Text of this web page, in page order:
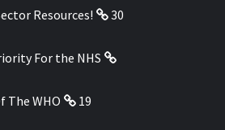
Resources!
30
For the NHS
The WHO
19